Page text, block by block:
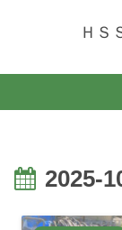
ＨＳ
2025-